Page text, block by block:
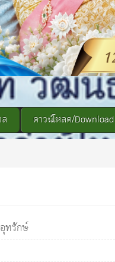
ดาวน์โหลด/Download
ทรักษ์